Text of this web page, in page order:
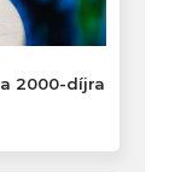
2000-díjra